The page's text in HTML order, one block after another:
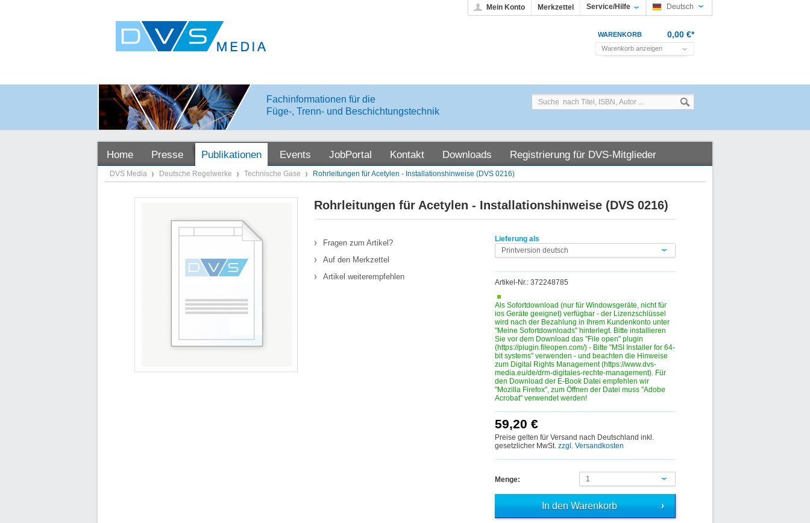
Mein Konto Merkzettel Service/Hilfe Deutsch
WARENKORB 0,00 €*
Warenkorb anzeigen
Fachinformationen für die
Füge-, Trenn- und Beschichtungstechnik
Home Presse Publikationen Events JobPortal Kontakt Downloads Registrierung für DVS-Mitglieder
DVS Media Deutsche Regelwerke Technische Gase Rohrleitungen für Acetylen - Installationshinweise (DVS 0216)
Rohrleitungen für Acetylen - Installationshinweise (DVS 0216)
Fragen zum Artikel?
Auf den Merkzettel
Artikel weiterempfehlen
Lieferung als
Printversion deutsch
Artikel-Nr.: 372248785
Als Sofortdownload (nur für Windowsgeräte, nicht für
ios Geräte geeignet) verfügbar - der Lizenzschlüssel
wird nach der Bezahlung in Ihrem Kundenkonto unter
"Meine Sofortdownloads" hinterlegt. Bitte installieren
Sie vor dem Download das "File open" plugin
(https://plugin.fileopen.com/) - Bitte "MSI Installer for 64-
bit systems" verwenden - und beachten die Hinweise
zum Digital Rights Management (https://www.dvs-
media.eu/de/drm-digitales-rechte-management). Für
den Download der E-Book Datei empfehlen wir
"Mozilla Firefox", zum Öffnen der Datei muss "Adobe
Acrobat" verwendet werden!
59,20 €
Preise gelten für Versand nach Deutschland inkl.
gesetzlicher MwSt. zzgl. Versandkosten
Menge: 1